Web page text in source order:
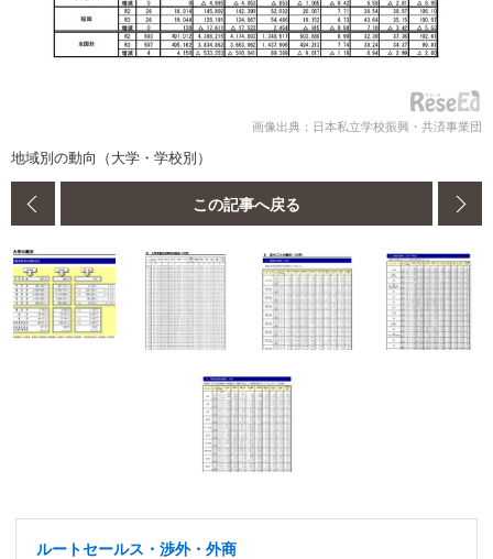
画像出典：日本私立学校振興・共済事業団
地域別の動向（大学・学校別）
この記事へ戻る
ルートセールス・渉外・外商